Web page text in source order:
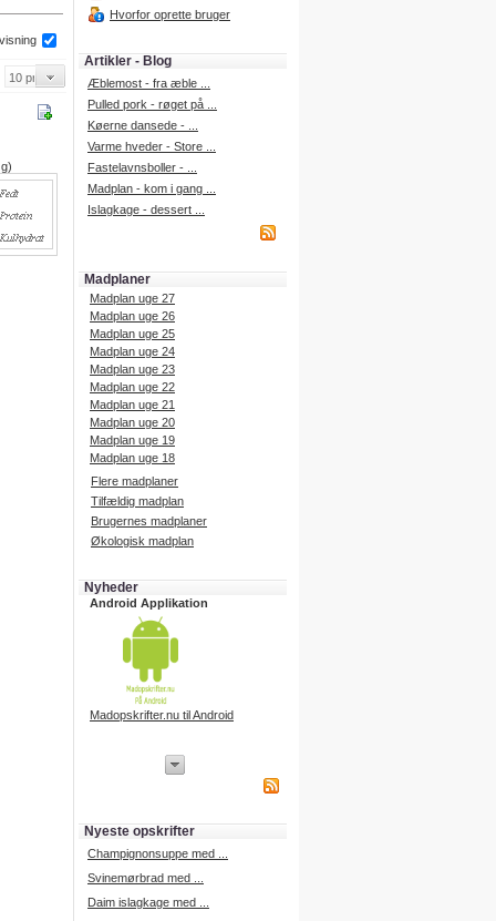
Hvorfor oprette bruger
Artikler - Blog
Æblemost - fra æble ...
Pulled pork - røget på ...
Køerne dansede - ...
Varme hveder - Store ...
Fastelavnsboller - ...
Madplan - kom i gang ...
Islagkage - dessert ...
Madplaner
Madplan uge 27
Madplan uge 26
Madplan uge 25
Madplan uge 24
Madplan uge 23
Madplan uge 22
Madplan uge 21
Madplan uge 20
Madplan uge 19
Madplan uge 18
Flere madplaner
Tilfældig madplan
Brugernes madplaner
Økologisk madplan
Nyheder
Android Applikation
Madopskrifter.nu til Android
iPhone udvikling
Nyeste opskrifter
Champignonsuppe med ...
Svinemørbrad med ...
Daim islagkage med ...